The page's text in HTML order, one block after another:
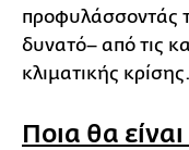
προφυλάσσοντάς
δυνατό– από τις
κλιματικής κρίσης.
Ποια θα